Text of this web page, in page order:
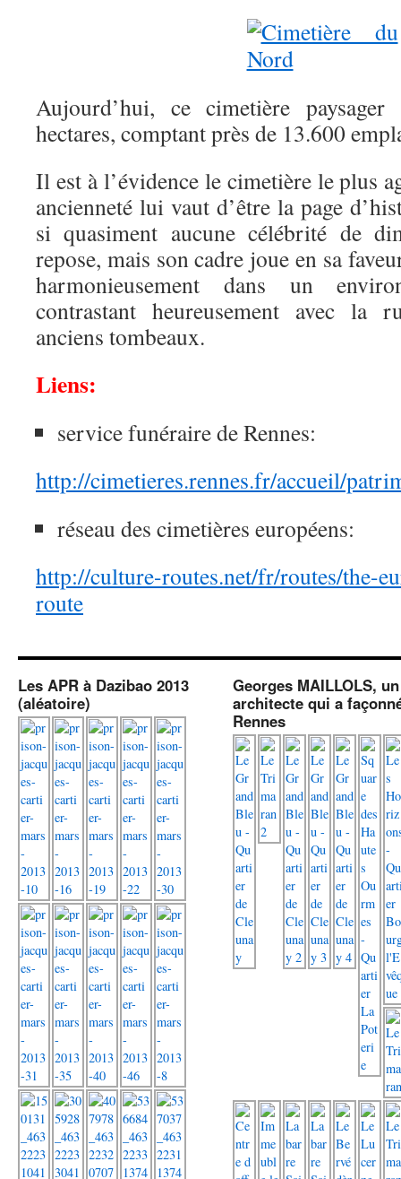
Aujourd’hui, ce cimetière paysager
hectares, comptant près de 13.600
Il est à l’évidence le cimetière le plus
ancienneté lui vaut d’être la page
si quasiment aucune célébrité de
repose, mais son cadre joue en sa
harmonieusement dans un
contrastant heureusement avec la
anciens tombeaux.
Liens:
service funéraire de Rennes:
http://cimetieres.rennes.fr/accueil/
réseau des cimetières européens:
http://culture-routes.net/fr/routes/the-
route
Les APR à Dazibao 2013
(aléatoire)
Georges MAILLOLS, un
architecte qui a
Rennes